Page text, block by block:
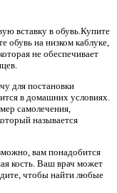
вставку в обувь.Купите
на низком каблуке,
не обеспечивает
для постановки
в домашних условиях.
самолечения,
называется
вам понадобится
кость. Ваш врач может
чтобы найти любые